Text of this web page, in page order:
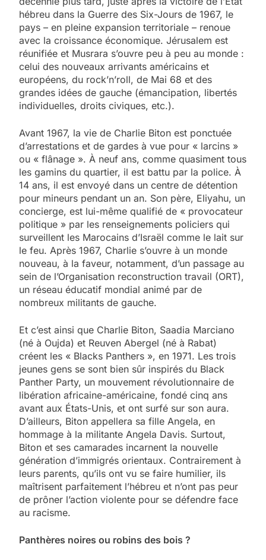
hébreu dans la Guerre des Six-Jours de 1967, le
pays – en pleine expansion territoriale – renoue
avec la croissance économique. Jérusalem est
réunifiée et Musrara s’ouvre peu à peu au monde :
celui des nouveaux arrivants américains et
européens, du rock’n’roll, de Mai 68 et des
grandes idées de gauche (émancipation, libertés
individuelles, droits civiques, etc.).
Avant 1967, la vie de Charlie Biton est ponctuée
d’arrestations et de gardes à vue pour « larcins »
ou « flânage ». À neuf ans, comme quasiment tous
les gamins du quartier, il est battu par la police. À
14 ans, il est envoyé dans un centre de détention
pour mineurs pendant un an. Son père, Eliyahu, un
concierge, est lui-même qualifié de « provocateur
politique » par les renseignements policiers qui
surveillent les Marocains d’Israël comme le lait sur
le feu. Après 1967, Charlie s’ouvre à un monde
nouveau, à la faveur, notamment, d’un passage au
sein de l’Organisation reconstruction travail (ORT),
un réseau éducatif mondial animé par de
nombreux militants de gauche.
Et c’est ainsi que Charlie Biton, Saadia Marciano
(né à Oujda) et Reuven Abergel (né à Rabat)
créent les « Blacks Panthers », en 1971. Les trois
jeunes gens se sont bien sûr inspirés du Black
Panther Party, un mouvement révolutionnaire de
libération africaine-américaine, fondé cinq ans
avant aux États-Unis, et ont surfé sur son aura.
D’ailleurs, Biton appellera sa fille Angela, en
hommage à la militante Angela Davis. Surtout,
Biton et ses camarades incarnent la nouvelle
génération d’immigrés orientaux. Contrairement à
leurs parents, qu’ils ont vu se faire humilier, ils
maîtrisent parfaitement l’hébreu et n’ont pas peur
de prôner l’action violente pour se défendre face
au racisme.
Panthères noires ou robins des bois ?